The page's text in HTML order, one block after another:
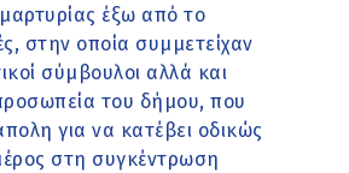
έξω από το
στην οποία συμμετείχαν
σύμβουλοι αλλά και
του δήμου, που
για να κατέβει οδικώς
στη συγκέντρωση